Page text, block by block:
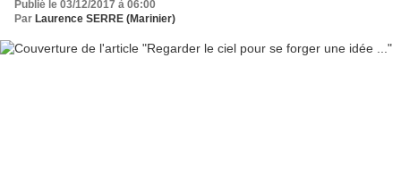
Publié le 03/12/2017 à 06:00
Par Laurence SERRE (Marinier)